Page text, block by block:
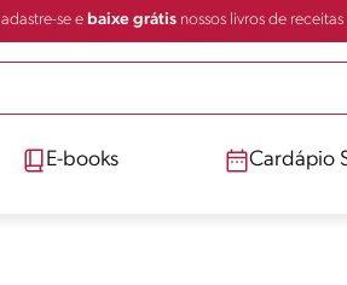
se ebaixe grátisnossos livros de receitas
E-books Cardápio